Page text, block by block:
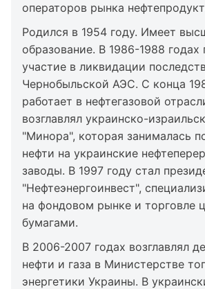
операторов рынка
Родился в 1954 году. Имеет
образование. В 1986-1988 годах
участие в ликвидации
Чернобыльской АЭС. С конца
работает в нефтегазовой
возглавлял украинско-
"Минора", которая занималась
нефти на украинские
заводы. В 1997 году стал
"Нефтеэнергоинвест",
на фондовом рынке и торговле
бумагами.
В 2006-2007 годах возглавлял
нефти и газа в Министерстве
энергетики Украины. В